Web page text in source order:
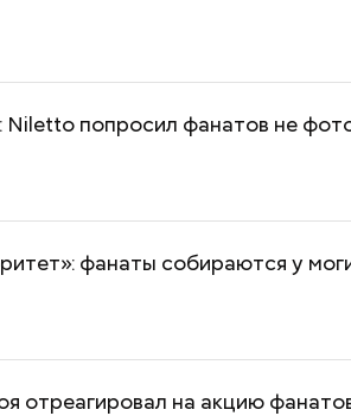
Niletto попросил фанатов не
фанаты собираются у
отреагировал на акцию
напиток сбросить
убрать
чем